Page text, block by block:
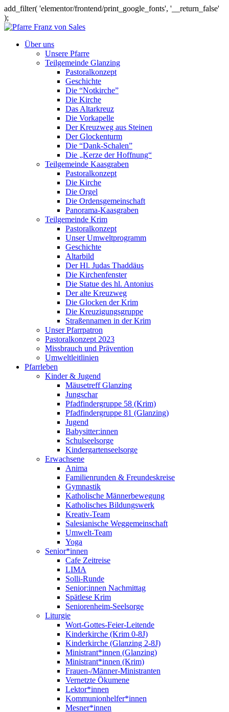
add_filter( 'elementor/frontend/print_google_fonts', '__return_false'
);
Über uns
Unsere Pfarre
Teilgemeinde Glanzing
Pastoralkonzept
Geschichte
Die “Notkirche”
Die Kirche
Das Altarkreuz
Die Vorkapelle
Der Kreuzweg aus Steinen
Der Glockenturm
Die “Dank-Schalen”
Die „Kerze der Hoffnung“
Teilgemeinde Kaasgraben
Pastoralkonzept
Die Kirche
Die Orgel
Die Ordensgemeinschaft
Panorama-Kaasgraben
Teilgemeinde Krim
Pastoralkonzept
Unser Umweltprogramm
Geschichte
Altarbild
Der Hl. Judas Thaddäus
Die Kirchenfenster
Die Statue des hl. Antonius
Der alte Kreuzweg
Die Glocken der Krim
Die Kreuzigungsgruppe
Straßennamen in der Krim
Unser Pfarrpatron
Pastoralkonzept 2023
Missbrauch und Prävention
Umweltleitlinien
Pfarrleben
Kinder & Jugend
Mäusetreff Glanzing
Jungschar
Pfadfindergruppe 58 (Krim)
Pfadfindergruppe 81 (Glanzing)
Jugend
Babysitter:innen
Schulseelsorge
Kindergartenseelsorge
Erwachsene
Anima
Familienrunden & Freundeskreise
Gymnastik
Katholische Männerbewegung
Katholisches Bildungswerk
Kreativ-Team
Salesianische Weggemeinschaft
Umwelt-Team
Yoga
Senior*innen
Cafe Zeitreise
LIMA
Solli-Runde
Senior:innen Nachmittag
Spätlese Krim
Seniorenheim-Seelsorge
Liturgie
Wort-Gottes-Feier-Leitende
Kinderkirche (Krim 0-8J)
Kinderkirche (Glanzing 2-8J)
Ministrant*innen (Glanzing)
Ministrant*innen (Krim)
Frauen-/Männer-Ministranten
Vernetzte Ökumene
Lektor*innen
Kommunionhelfer*innen
Mesner*innen